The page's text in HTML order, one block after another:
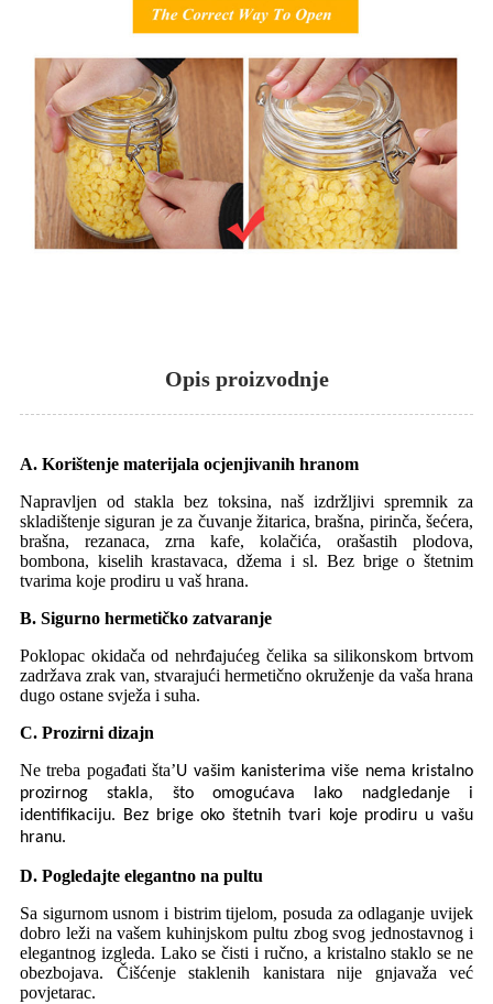
Opis proizvodnje
A. Korištenje materijala ocjenjivanih hranom
Napravljen od stakla bez toksina, naš izdržljivi spremnik za
skladištenje siguran je za čuvanje žitarica, brašna, pirinča, šećera,
brašna, rezanaca, zrna kafe, kolačića, orašastih plodova,
bombona, kiselih krastavaca, džema i sl. Bez brige o štetnim
tvarima koje prodiru u vaš hrana.
B. Sigurno hermetičko zatvaranje
Poklopac okidača od nehrđajućeg čelika sa silikonskom brtvom
zadržava zrak van, stvarajući hermetično okruženje da vaša hrana
dugo ostane svježa i suha.
C. Prozirni dizajn
Ne treba pogađati šta’U vašim kanisterima više nema kristalno
prozirnog stakla, što omogućava lako nadgledanje i
identifikaciju. Bez brige oko štetnih tvari koje prodiru u vašu
hranu.
D. Pogledajte elegantno na pultu
Sa sigurnom usnom i bistrim tijelom, posuda za odlaganje uvijek
dobro leži na vašem kuhinjskom pultu zbog svog jednostavnog i
elegantnog izgleda. Lako se čisti i ručno, a kristalno staklo se ne
obezbojava. Čišćenje staklenih kanistara nije gnjavaža već
povjetarac.